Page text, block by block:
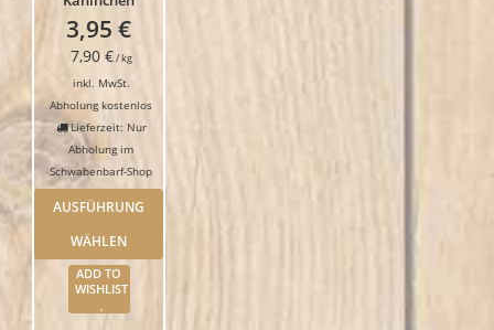
3,95€
7,90 €/kg
inkl. MwSt.
Abholung kostenlos
Lieferzeit: Nur
Abholung im
Schwabenbarf-Shop
AUSFÜHRUNG
WÄHLEN
ADD TO
WISHLIST